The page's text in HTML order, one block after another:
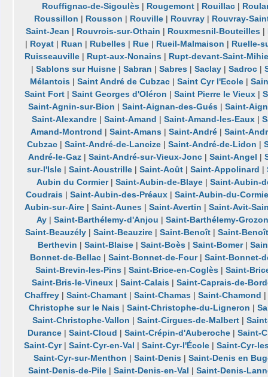
Rouffignac-de-Sigoulès| Rougemont| Rouillac|
Roussillon | Rousson | Rouville| Rouvray| Rouvray-
Saint-Jean | Rouvrois-sur-Othain | Rouxmesnil-Bouteilles |
| Royat| Ruan | Rubelles| Rue| Rueil-Malmaison | Ruelle-
Ruisseauville| Rupt-aux-Nonains| Rupt-devant-Saint-
|Sablons sur Huisne |Sabran |Sabres |Saclay |Sadroc |
Mélantois| Saint André de Cubzac| Saint Cyr l'Ecole|
Saint Fort |Saint Georges d'Oléron |Saint Pierre le Vieux |
Saint-Agnin-sur-Bion | Saint-Aignan-des-Gués| Saint-
Saint-Alexandre |Saint-Amand |Saint-Amand-les-Eaux |
Amand-Montrond |Saint-Amans |Saint-André |Saint-
Cubzac |Saint-André-de-Lancize |Saint-André-de-Lidon |
André-le-Gaz |Saint-André-sur-Vieux-Jonc |Saint-Angel |
sur-l'Isle| Saint-Aoustrille| Saint-Août| Saint-Appolinard |
Aubin du Cormier|Saint-Aubin-de-Blaye |Saint-Aubin-
Coudrais |Saint-Aubin-des-Préaux |Saint-Aubin-du-
Aubin-sur-Aire |Saint-Aunes |Saint-Avertin |Saint-Avit-
Ay| Saint-Barthélemy-d'Anjou | Saint-Barthélemy-Grozon
Saint-Beauzély |Saint-Beauzire |Saint-Benoît |Saint-
Berthevin | Saint-Blaise| Saint-Boès| Saint-Bomer|
Bonnet-de-Bellac| Saint-Bonnet-de-Four| Saint-Bonnet-
Saint-Brevin-les-Pins| Saint-Brice-en-Coglès| Saint-
Saint-Bris-le-Vineux |Saint-Calais |Saint-Caprais-de-
Chaffrey| Saint-Chamant| Saint-Chamas| Saint-Chamond |
Christophe sur le Nais| Saint-Christophe-du-Ligneron |
Saint-Christophe-Vallon |Saint-Cirgues-de-Malbert |
Durance| Saint-Cloud | Saint-Crépin-d'Auberoche| Saint-
Saint-Cyr|Saint-Cyr-en-Val |Saint-Cyr-l'École |Saint-Cyr-
Saint-Cyr-sur-Menthon |Saint-Denis |Saint-Denis en
Saint-Denis-de-Pile |Saint-Denis-en-Val |Saint-Denis-